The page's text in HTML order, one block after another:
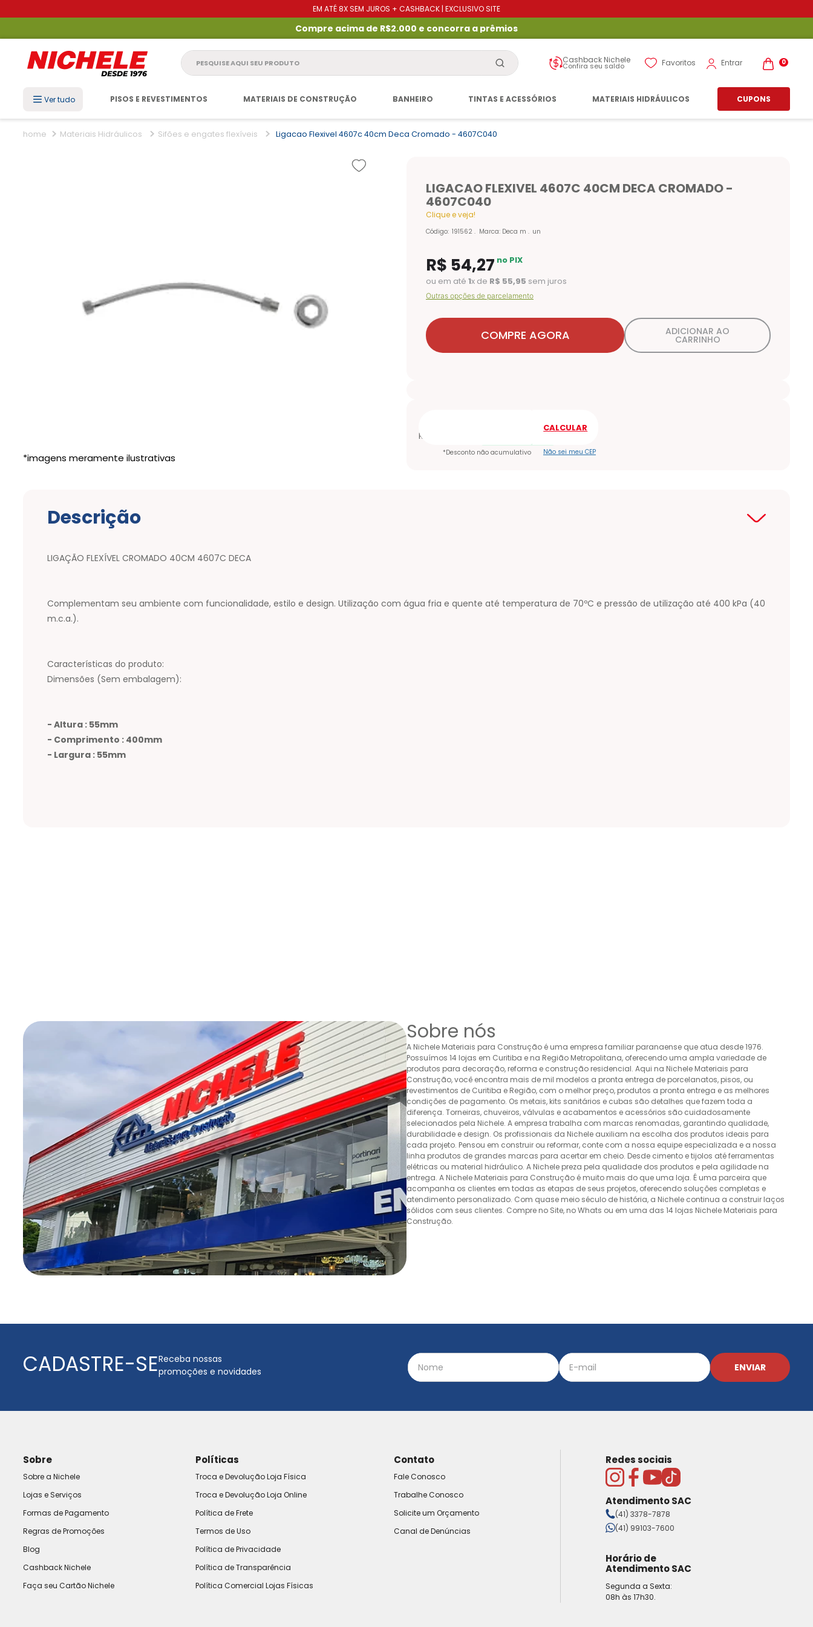
EM ATÉ 8X SEM JUROS + CASHBACK | EXCLUSIVO SITE
Compre acima de R$2.000 e concorra a prêmios
Pesquise aqui seu produto Cashback Nichele
Confira seu saldo Favoritos Entrar 0
Ver tudo PISOS E REVESTIMENTOS MATERIAIS DE CONSTRUÇÃO BANHEIRO TINTAS E ACESSÓRIOS MATERIAIS HIDRÁULICOS CUPONS
Materiais Hidráulicos Sifões e engates flexíveis Ligacao Flexivel 4607c 40cm Deca Cromado - 4607C040
LIGACAO FLEXIVEL 4607C 40CM DECA CROMADO -
4607C040
Clique e veja!
Código: 191562 Marca: Deca m un
R$ 54,27 no PIX
ou em até 1x de R$ 55,95 sem juros
Outras opções de parcelamento
COMPRE AGORA ADICIONAR AO
CARRINHO
Não sei meu CEP
Descrição
LIGAÇÃO FLEXÍVEL CROMADO 40CM 4607C DECA
Complementam seu ambiente com funcionalidade, estilo e design. Utilização com água fria e quente até temperatura de 70ºC e pressão de utilização até 400 kPa (40
m.c.a.).
Características do produto:
Dimensões (Sem embalagem):
- Altura : 55mm
- Comprimento : 400mm
- Largura : 55mm
Sobre nós
A Nichele Materiais para Construção é uma empresa familiar paranaense que atua desde 1976.
Possuímos 14 lojas em Curitiba e na Região Metropolitana, oferecendo uma ampla variedade de
produtos para decoração, reforma e construção residencial. Aqui na Nichele Materiais para
Construção, você encontra mais de mil modelos a pronta entrega de porcelanatos, pisos, ou
revestimentos de Curitiba e Região, com o melhor preço, produtos a pronta entrega e as melhores
condições de pagamento. Os metais, kits sanitários e cubas são detalhes que fazem toda a
diferença. Torneiras, chuveiros, válvulas e acabamentos e acessórios são cuidadosamente
selecionados pela Nichele. A empresa trabalha com marcas renomadas, garantindo qualidade,
durabilidade e design. Os profissionais da Nichele auxiliam na escolha dos produtos ideais para
cada projeto. Pensou em construir ou reformar, conte com a nossa equipe especializada e a nossa
linha produtos de grandes marcas para acertar em cheio. Desde cimento e tijolos até ferramentas
elétricas ou material hidráulico. A Nichele preza pela qualidade dos produtos e pela agilidade na
entrega. A Nichele Materiais para Construção é muito mais do que uma loja. É uma parceira que
acompanha os clientes em todas as etapas de seus projetos, oferecendo soluções completas e
atendimento personalizado. Com quase meio século de história, a Nichele continua a construir laços
sólidos com seus clientes. Compre no Site, no Whats ou em uma das 14 lojas Nichele Materiais para
Construção.
CADASTRE-SEReceba nossas
promoções e novidades
ENVIAR
Sobre
Sobre a Nichele
Lojas e Serviços
Formas de Pagamento
Regras de Promoções
Blog
Cashback Nichele
Faça seu Cartão Nichele
Políticas
Troca e Devolução Loja Física
Troca e Devolução Loja Online
Política de Frete
Termos de Uso
Política de Privacidade
Política de Transparência
Política Comercial Lojas Físicas
Contato
Fale Conosco
Trabalhe Conosco
Solicite um Orçamento
Canal de Denúncias
Redes sociais
Atendimento SAC
(41) 3378-7878
(41) 99103-7600
Horário de
Atendimento SAC
Segunda a Sexta:
08h às 17h30.